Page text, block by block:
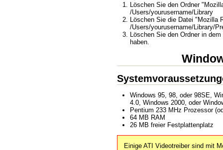
Löschen Sie den Ordner
/Users/yourusername/Library
Löschen Sie die Datei "Mozilla
/Users/yourusername/Library/
Löschen Sie den Ordner in
haben.
Windows 95, 98, oder 98SE,
4.0, Windows 2000, oder
Pentium 233 MHz Prozessor
64 MB RAM
26 MB freier Festplattenplatz
Einige ATI Videotreiber sind mit